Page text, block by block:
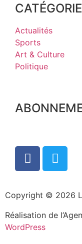
Actualités
Sports
Art & Culture
Politique
Copyright © 2026
Réalisation de
WordPress